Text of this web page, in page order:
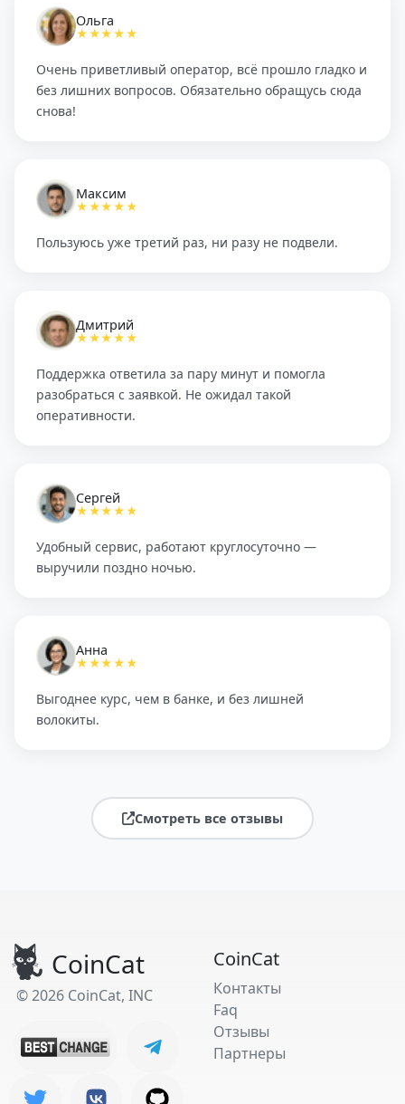
Ольга
★★★★★
Очень приветливый оператор, всё прошло гладко и
без лишних вопросов. Обязательно обращусь сюда
снова!
Максим
★★★★★
Пользуюсь уже третий раз, ни разу не подвели.
Дмитрий
★★★★★
Поддержка ответила за пару минут и помогла
разобраться с заявкой. Не ожидал такой
оперативности.
Сергей
★★★★★
Удобный сервис, работают круглосуточно —
выручили поздно ночью.
Анна
★★★★★
Выгоднее курс, чем в банке, и без лишней
волокиты.
Смотреть все отзывы
CoinCat
© 2026 CoinCat, INC
CoinCat
Контакты
Faq
Отзывы
Партнеры